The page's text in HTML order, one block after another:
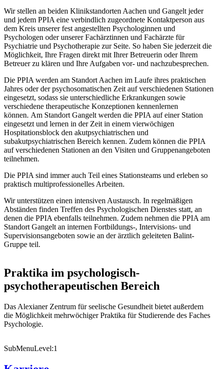
Wir stellen an beiden Klinikstandorten Aachen und Gangelt jeder
und jedem PPIA eine verbindlich zugeordnete Kontaktperson aus
dem Kreis unserer fest angestellten Psychologinnen und
Psychologen oder unserer Fachärztinnen und Fachärzte für
Psychiatrie und Psychotherapie zur Seite. So haben Sie jederzeit die
Möglichkeit, Ihre Fragen direkt mit Ihrer Betreuerin oder Ihrem
Betreuer zu klären und Ihre Aufgaben vor- und nachzubesprechen.
Die PPIA werden am Standort Aachen im Laufe ihres praktischen
Jahres oder der psychosomatischen Zeit auf verschiedenen Stationen
eingesetzt, sodass sie unterschiedliche Erkrankungen sowie
verschiedene therapeutische Konzeptionen kennenlernen
können. Am Standort Gangelt werden die PPIA auf einer Station
eingesetzt und lernen in der Zeit in einem vierwöchigen
Hospitationsblock den akutpsychiatrischen und
subakutpsychiatrischen Bereich kennen. Zudem können die PPIA
auf verschiedenen Stationen an den Visiten und Gruppenangeboten
teilnehmen.
Die PPIA sind immer auch Teil eines Stationsteams und erleben so
praktisch multiprofessionelles Arbeiten.
Wir unterstützen einen intensiven Austausch. In regelmäßigen
Abständen finden Treffen des Psychologischen Dienstes statt, an
denen die PPIA ebenfalls teilnehmen. Zudem nehmen die PPIA am
Standort Gangelt an internen Fortbildungs-, Intervisions- und
Supervisionsangeboten sowie an der ärztlich geleiteten Balint-
Gruppe teil.
Praktika im psychologisch-
psychotherapeutischen Bereich
Das Alexianer Zentrum für seelische Gesundheit bietet außerdem
die Möglichkeit mehrwöchiger Praktika für Studierende des Faches
Psychologie.
SubMenuLevel:1